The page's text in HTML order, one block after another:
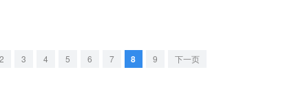
2 3 4 5 6 7 8 9 下一页